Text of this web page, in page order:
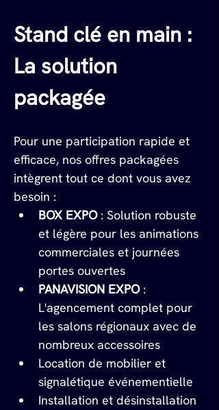
Stand clé en main :
La solution
packagée
Pour une participation rapide et
efficace, nos offres packagées
intègrent tout ce dont vous avez
besoin :
BOX EXPO : Solution robuste
et légère pour les animations
commerciales et journées
portes ouvertes
PANAVISION EXPO :
L'agencement complet pour
les salons régionaux avec de
nombreux accessoires
Location de mobilier et
signalétique événementielle
Installation et désinstallation